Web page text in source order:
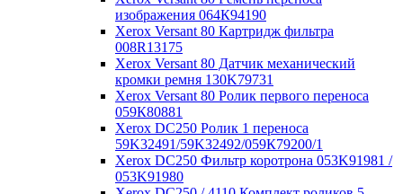
изображения 064К94190
Xerox Versant 80 Картридж фильтра
008R13175
Xerox Versant 80 Датчик механический
кромки ремня 130K79731
Xerox Versant 80 Ролик первого переноса
059К80881
Xerox DC250 Ролик 1 переноса
59K32491/59K32492/059К79200/1
Xerox DC250 Фильтр коротрона 053K91981 /
053K91980